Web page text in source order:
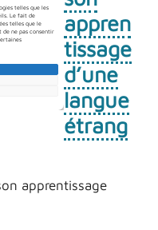
appren
tissage
d’une
langue
étrang
apprentissage